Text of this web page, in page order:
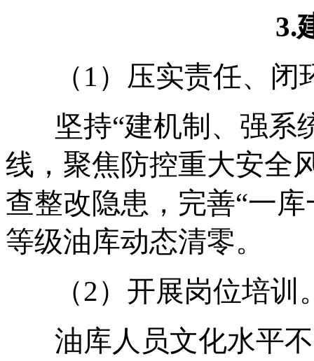
3.
（1）压实责任、闭
坚持“建机制、强系
线，聚焦防控重大安全
查整改隐患，完善“一
等级油库动态清零。
（2）开展岗位培训
油库人员文化水平